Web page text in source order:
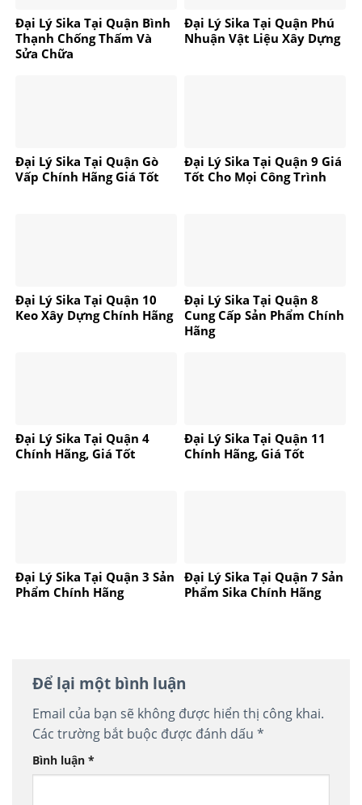
Đại Lý Sika Tại Quận Bình
Thạnh Chống Thấm Và
Sửa Chữa
Đại Lý Sika Tại Quận Phú
Nhuận Vật Liệu Xây Dựng
Đại Lý Sika Tại Quận Gò
Vấp Chính Hãng Giá Tốt
Đại Lý Sika Tại Quận 9 Giá
Tốt Cho Mọi Công Trình
Đại Lý Sika Tại Quận 10
Keo Xây Dựng Chính Hãng
Đại Lý Sika Tại Quận 8
Cung Cấp Sản Phẩm Chính
Hãng
Đại Lý Sika Tại Quận 4
Chính Hãng, Giá Tốt
Đại Lý Sika Tại Quận 11
Chính Hãng, Giá Tốt
Đại Lý Sika Tại Quận 3 Sản
Phẩm Chính Hãng
Đại Lý Sika Tại Quận 7 Sản
Phẩm Sika Chính Hãng
Để lại một bình luận
Email của bạn sẽ không được hiển thị công khai.
Các trường bắt buộc được đánh dấu *
Bình luận *